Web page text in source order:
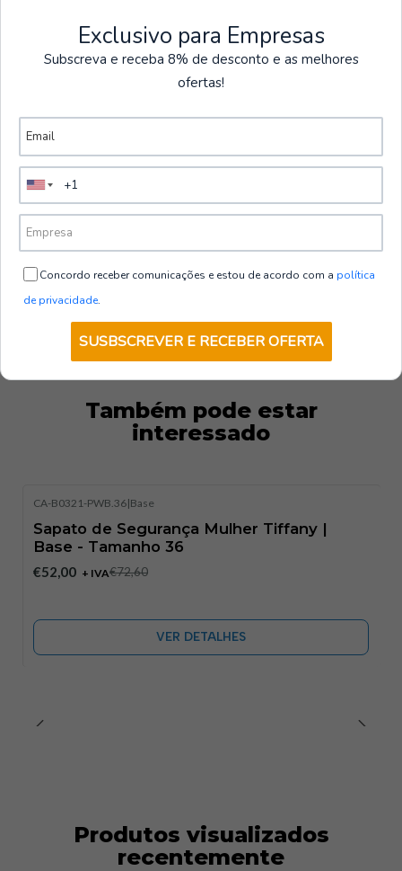
mantém a segurança sem adicionar peso
desnecessário.
Anti-fadiga AirTech + TPU-Skin,
durabilidade.
Ver mais produtos
Casaco Segurança para Inverno DX4
VER OPÇÕES
Também pode estar
interessado
Esgotado
CA-B0321-PWB.36|Base
Sapato de Segurança Mulher Tiffany |
Base - Tamanho 36
€52,00 + IVA€72,60
VER DETALHES
Produtos visualizados
recentemente
Exclusivo para Empresas
Subscreva e receba 8% de desconto e as melhores
ofertas!
Concordo receber comunicações e estou de acordo com a política
de privacidade.
SUSBSCREVER E RECEBER OFERTA